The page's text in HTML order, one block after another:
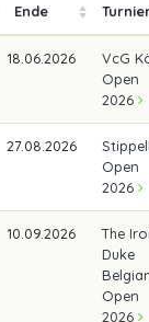
Ende
18.06.2026
VcG
Open
2026
27.08.2026
Open
2026
10.09.2026
The
Duke
Open
2026